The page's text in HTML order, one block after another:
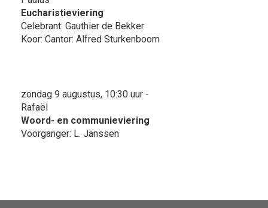
Eucharistieviering
Celebrant: Gauthier de Bekker
Koor: Cantor: Alfred Sturkenboom
zondag 9 augustus, 10:30 uur -
Rafaël
Woord- en communieviering
Voorganger: L. Janssen